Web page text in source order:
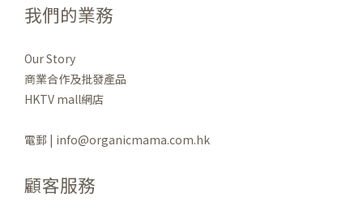
我們的業務
Our Story
商業合作及批發產品
HKTV mall網店
電郵 | info@organicmama.com.hk
顧客服務